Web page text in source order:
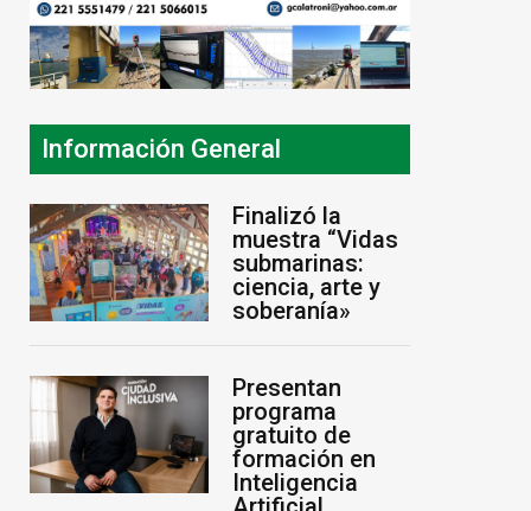
Información General
Finalizó la
muestra “Vidas
submarinas:
ciencia, arte y
soberanía»
Presentan
programa
gratuito de
formación en
Inteligencia